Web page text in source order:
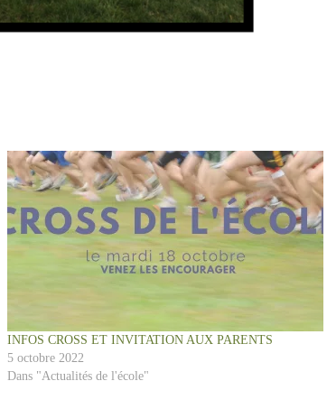
INFOS CROSS ET INVITATION AUX PARENTS
5 octobre 2022
Dans "Actualités de l'école"